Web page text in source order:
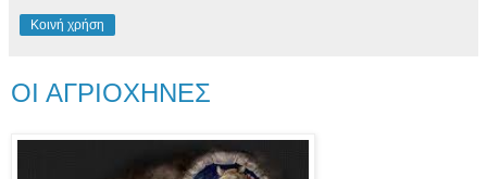
Κοινή χρήση
ΟΙ ΑΓΡΙΟΧΗΝΕΣ